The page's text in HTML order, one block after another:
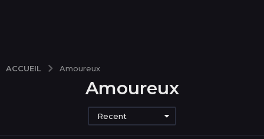
ACCUEIL Amoureux
Amoureux
Recent